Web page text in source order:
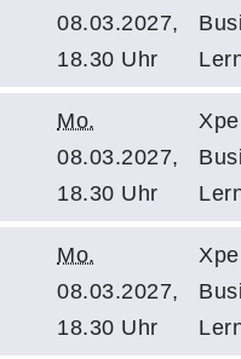
08.03.2027,
18.30 Uhr
Mo.
08.03.2027,
18.30 Uhr
Mo.
08.03.2027,
18.30 Uhr